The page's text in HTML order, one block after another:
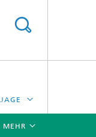
MEHR